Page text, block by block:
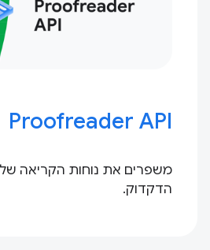
Proofreader API
משפרים את נוחות הקריאה של
הדקדוק.